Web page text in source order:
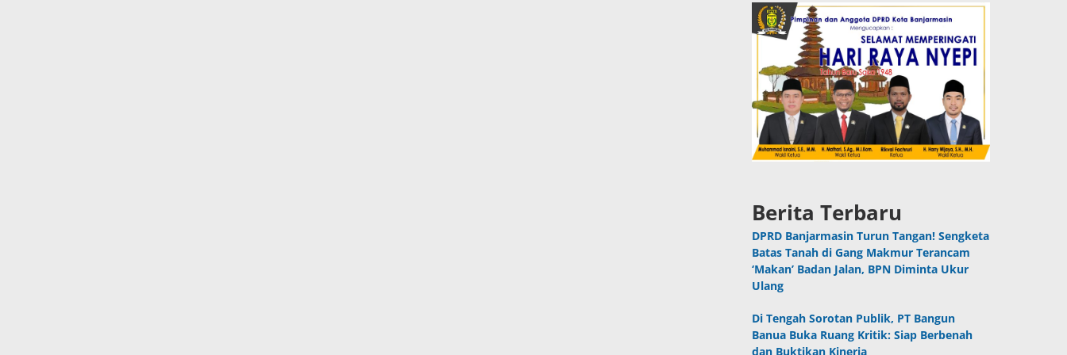
Berita Terbaru
DPRD Banjarmasin Turun Tangan! Sengketa
Batas Tanah di Gang Makmur Terancam
‘Makan’ Badan Jalan, BPN Diminta Ukur
Ulang
Di Tengah Sorotan Publik, PT Bangun
Banua Buka Ruang Kritik: Siap Berbenah
dan Buktikan Kinerja